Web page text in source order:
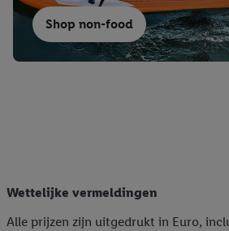
Shop non-food
Wettelijke vermeldingen
Alle prijzen zijn uitgedrukt in Euro,